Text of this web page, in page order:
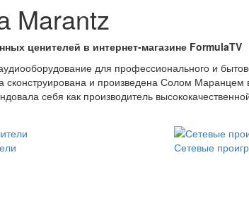
Marantz
ценителей в интернет-магазине FormulaTV
для профессионального и
и произведена Солом
себя как производитель
Сетевые